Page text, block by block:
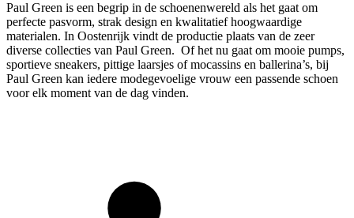
Paul Green is een begrip in de schoenenwereld als het gaat om
perfecte pasvorm, strak design en kwalitatief hoogwaardige
materialen. In Oostenrijk vindt de productie plaats van de zeer
diverse collecties van Paul Green. Of het nu gaat om mooie pumps,
sportieve sneakers, pittige laarsjes of mocassins en ballerina’s, bij
Paul Green kan iedere modegevoelige vrouw een passende schoen
voor elk moment van de dag vinden.